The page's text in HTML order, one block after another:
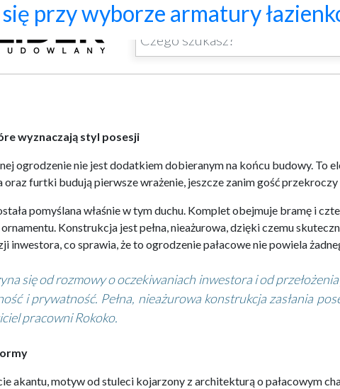
z pałacowym rozmachem
wyznaczają styl posesji
ogrodzenie nie jest dodatkiem dobieranym na końcu budowy. To
furtki budują pierwsze wrażenie, jeszcze zanim gość
pomyślana właśnie w tym duchu. Komplet obejmuje bramę i
Konstrukcja jest pełna, nieażurowa, dzięki czemu
inwestora, co sprawia, że to ogrodzenie pałacowe nie powiela
się od rozmowy o oczekiwaniach inwestora i od
i prywatność. Pełna, nieażurowa konstrukcja zasłania
pracowni Rokoko.
akantu, motyw od stuleci kojarzony z architekturą o pałacowym
wentylacji
ścianę telewizyjną, która
dachów płaskich i skośnych
opinie – co naprawdę
przesuwne: wyznaczniki
karnisza? Praktyczny
kontroli materiałów
przestojów przy pracy
przy wyborze armatury